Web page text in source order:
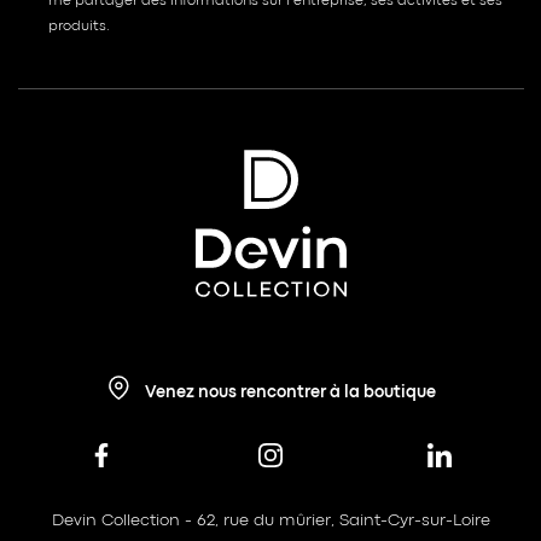
produits.
Venez nous rencontrer à la boutique
Devin Collection - 62, rue du mûrier, Saint-Cyr-sur-Loire